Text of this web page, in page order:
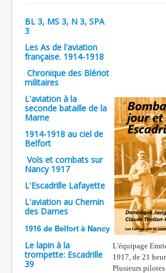
Personnels
Formation
Doctrines
Batailles
Les As
Cahiers des As
BL 3, MS 3, N 3, SPA
3
Les As de l'aviation
française. 1914-1918
Chronique des Blériot
militaires
L'aviation à la
seconde bataille de la
Marne
1914-1918 au ciel de
Belfort
Vols et combats sur
Nancy 1917
L'Escadrille Lafayette
L'aviation au Chemin
des Dames
1916 de Belfort à Nancy
Le lapin à la
trompette: Escadrille
39
L'équipage
1917, de 21
Plusieurs